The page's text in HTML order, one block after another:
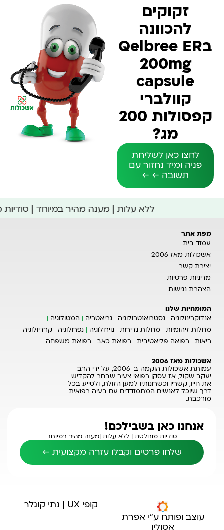
זקוקים
להכוונה
בQelbree ER
200mg
capsule
קוולברי
קפסולות 200
מג?
לחצו כאן לשליחת
פניה ומיד נחזור עם
תשובה ← ←
ללא עלות | מענה מהיר במיוחד |
מפת אתר
עמוד בית
אשכולות מאז 2006
יצירת קשר
מדיניות פרטיות
הצהרת נגישות
המומחיות שלנו
אנדוקרינולוגיה
גסטרואנטרולוגיה גריאטריה
המטולוגיה
מחלות זיהומיות
מחלות נדירות נוירולוגיה נפרולוגיה
קרדיולוגיה
ריאות
רפואה פליאטיבית רפואת כאב רפואת משפחה
אשכולות מאז 2006
עמותת אשכולות הוקמה ב-2006, על ידי הרב
יעקב שקול, אז עסקן רפואי צעיר שבחר להקדיש
את חייו, קשריו וכשרונותיו למען הזולת, ולסייע בכל
דרך שיוכל לאנשים המתמודדים עם בעיה רפואית
מורכבת.
אנחנו כאן בשבילכם!
סודיות מוחלטת | ללא עלות |מענה מהיר במיוחד
שלחו פרטים וקבלו עזרה מקצועית ←
עוצב ופותח ע"י אפרת
אסולין
קופי UX | נתי קוגלר